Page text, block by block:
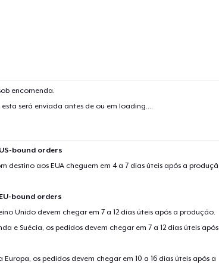
encomenda.
será enviada antes de ou em loading....
bound orders
destino aos EUA cheguem em 4 a 7 dias úteis após a
bound orders
Unido devem chegar em 7 a 12 dias úteis após a produção.
e Suécia, os pedidos devem chegar em 7 a 12 dias úteis
os pedidos devem chegar em 10 a 16 dias úteis após a
Classic Long Sleeve Tee